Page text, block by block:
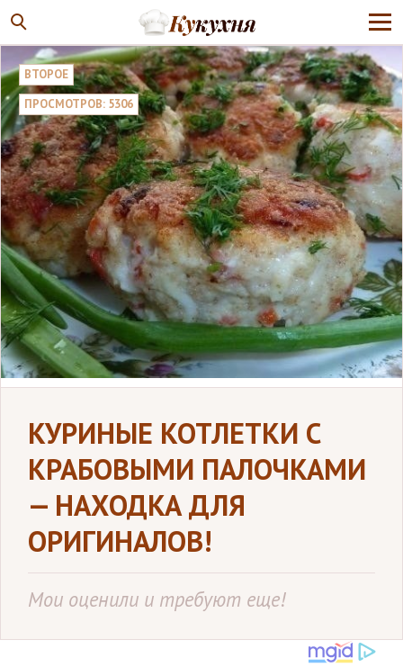
ВТОРОЕ
ПРОСМОТРОВ: 5306
КУРИНЫЕ КОТЛЕТКИ С
КРАБОВЫМИ ПАЛОЧКАМИ
— НАХОДКА ДЛЯ
ОРИГИНАЛОВ!
Мои оценили и требуют еще!